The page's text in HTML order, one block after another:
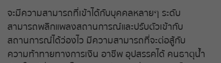
หวยหุ้นฮั่งเส็ง เช้า
หวยหุ้นฮั่งเส็ง บ่าย
หวยหุ้นจีน เช้า
จะมีความสามารถที่เข้าได้กับบุคคลหลายๆ ระดับ
สามารถพลิกแพลงสถานการณ์และปรับตัวเข้ากับ
สถานการณ์ได้ว่องไว มีความสามารถที่จะต่อสู้กับ
ความท้าทายทางการเงิน อาชีพ อุปสรรคได้ คนธาตุน้ำ